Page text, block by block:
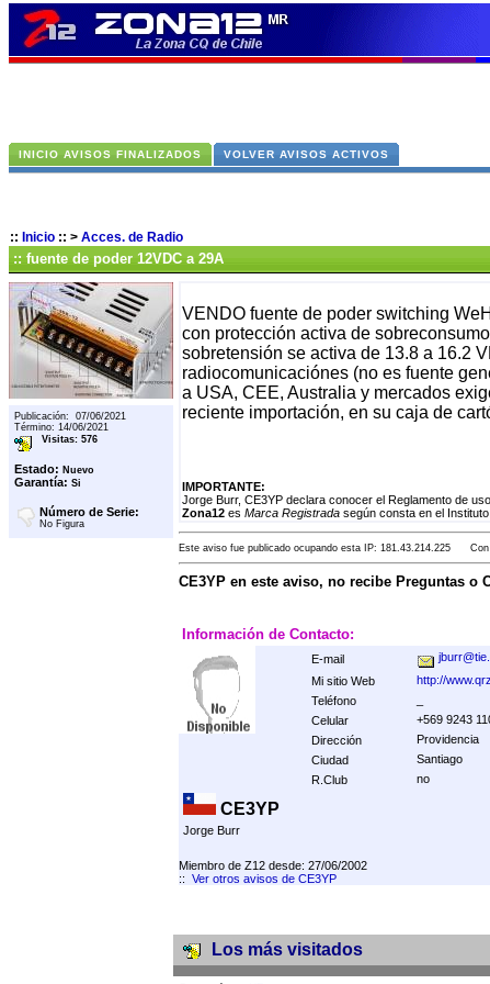
INICIO AVISOS FINALIZADOS VOLVER AVISOS ACTIVOS
:: Inicio :: > Acces. de Radio
:: fuente de poder 12VDC a 29A
Publicación: 07/06/2021
Término: 14/06/2021
Visitas: 576
Estado: Nuevo
Garantía: Si
Número de Serie:
No Figura
VENDO fuente de poder switching
con protección activa de
sobretensión se activa de 13.8 a 16.2
radiocomunicaciónes (no es fuente
a USA, CEE, Australia y mercados
reciente importación, en su caja de
IMPORTANTE:
Jorge Burr, CE3YP declara conocer el Reglamento de
Zona12 es Marca Registrada según consta en el
Este aviso fue publicado ocupando esta IP: 181.43.214.225 Con
CE3YP en este aviso, no recibe Preguntas o
Información de Contacto:
E-mail
Mi sitio Web
http://
Teléfono
Celular
+569 9243
Dirección
Providencia
Ciudad
Santiago
R.Club
no
CE3YP
Jorge Burr
Miembro de Z12 desde: 27/06/2002
:: Ver otros avisos de CE3YP
Los más visitados